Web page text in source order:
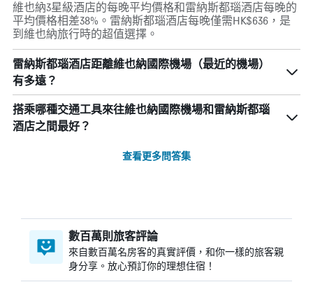
維也納3星級酒店的每晚平均價格和雷納斯都瑙酒店每晚的
平均價格相差38%。雷納斯都瑙酒店每晚僅需HK$636，是
到維也納旅行時的超值選擇。
雷納斯都瑙酒店距離維也納國際機場（最近的機場）
有多遠？
搭乘哪種交通工具來往維也納國際機場和雷納斯都瑙
酒店之間最好？
查看更多問答集
數百萬則旅客評論
來自數百萬名房客的真實評價，和你一樣的旅客親
身分享。放心預訂你的理想住宿！